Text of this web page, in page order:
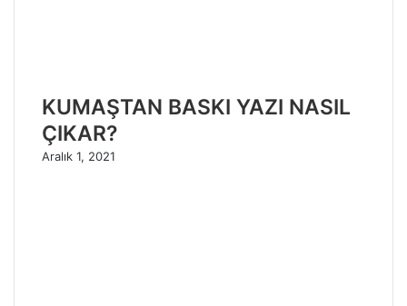
KUMAŞTAN BASKI YAZI NASIL
ÇIKAR?
Aralık 1, 2021